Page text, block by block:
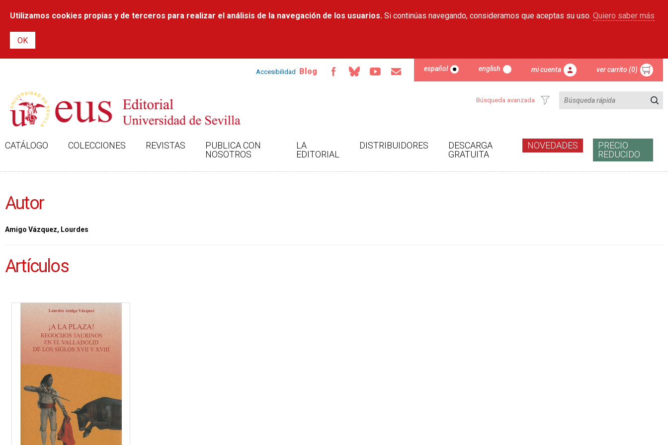
contenido
Utilizamos cookies propias y de terceros para realizar el análisis de la navegación de los usuarios. Si continúas navegando, consideramos que aceptas su uso. Quiero saber más
Accesibilidad Blog español english mi cuenta ver carrito (0)
Búsqueda avanzada
CATÁLOGO COLECCIONES REVISTAS
PUBLICA CON
NOSOTROS
LA
EDITORIAL
DISTRIBUIDORES
DESCARGA
GRATUITA
NOVEDADES
PRECIO
REDUCIDO
Autor
Amigo Vázquez, Lourdes
Artículos